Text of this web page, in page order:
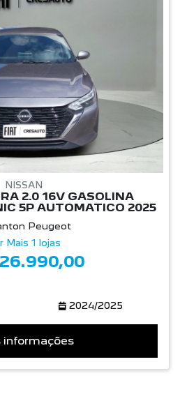
NISSAN
2.0 16V GASOLINA
5P AUTOMATICO 2025
Peugeot
Mais 1 lojas
2024/2025
informações